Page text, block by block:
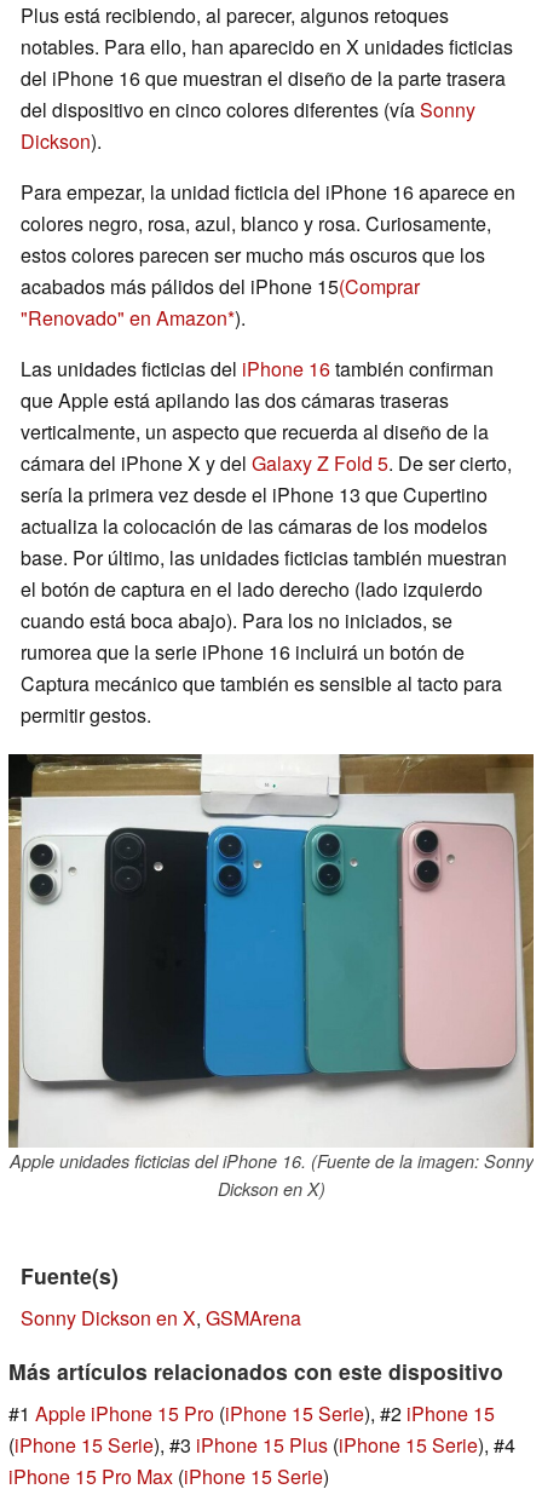
Plus está recibiendo, al parecer, algunos retoques
notables. Para ello, han aparecido en X unidades ficticias
del iPhone 16 que muestran el diseño de la parte trasera
del dispositivo en cinco colores diferentes (víaSonny
Dickson).
Para empezar, la unidad ficticia del iPhone 16 aparece en
colores negro, rosa, azul, blanco y rosa. Curiosamente,
estos colores parecen ser mucho más oscuros que los
acabados más pálidos del iPhone 15(Comprar
"Renovado" en Amazon ).
Las unidades ficticias del iPhone 16también confirman
que Apple está apilando las dos cámaras traseras
verticalmente, un aspecto que recuerda al diseño de la
cámara del iPhone X y del Galaxy Z Fold 5. De ser cierto,
sería la primera vez desde el iPhone 13 que Cupertino
actualiza la colocación de las cámaras de los modelos
base. Por último, las unidades ficticias también muestran
el botón de captura en el lado derecho (lado izquierdo
cuando está boca abajo). Para los no iniciados, se
rumorea que la serie iPhone 16 incluirá un botón de
Captura mecánico que también es sensible al tacto para
permitir gestos.
Apple unidades ficticias del iPhone 16. (Fuente de la imagen: Sonny
Dickson en X)
Fuente(s)
Sonny Dickson en X, GSMArena
Más artículos relacionados con este dispositivo
#1 Apple iPhone 15 Pro (iPhone 15 Serie), #2 iPhone 15
(iPhone 15 Serie), #3 iPhone 15 Plus (iPhone 15 Serie), #4
iPhone 15 Pro Max (iPhone 15 Serie)